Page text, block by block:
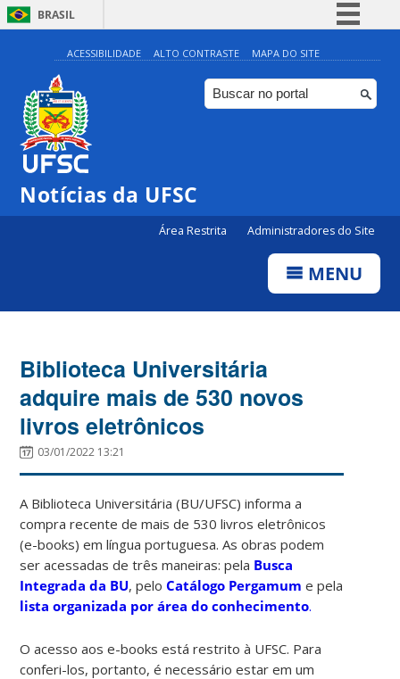
BRASIL
Simplifique!
Comunica BR
Participe
ACESSIBILIDADE ALTO CONTRASTE MAPA DO SITE
Notícias da UFSC
Área Restrita Administradores do Site
MENU
Biblioteca Universitária
adquire mais de 530 novos
livros eletrônicos
03/01/2022 13:21
A Biblioteca Universitária (BU/UFSC) informa a
compra recente de mais de 530 livros eletrônicos
(e-books) em língua portuguesa. As obras podem
ser acessadas de três maneiras: pela Busca
Integrada da BU, peloCatálogo Pergamum e pela
lista organizada por área do conhecimento.
O acesso aos e-books está restrito à UFSC. Para
conferi-los, portanto, é necessário estar em um